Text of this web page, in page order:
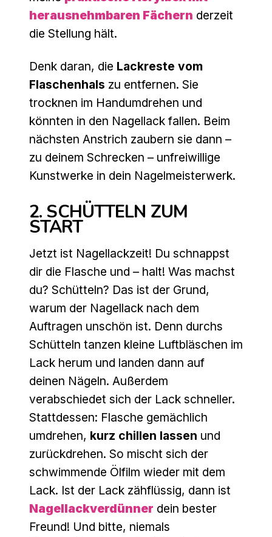
herausnehmbaren Fächern derzeit
die Stellung hält.
Denk daran, die Lackreste vom
Flaschenhals zu entfernen. Sie
trocknen im Handumdrehen und
könnten in den Nagellack fallen. Beim
nächsten Anstrich zaubern sie dann –
zu deinem Schrecken – unfreiwillige
Kunstwerke in dein Nagelmeisterwerk.
2. SCHÜTTELN ZUM
START
Jetzt ist Nagellackzeit! Du schnappst
dir die Flasche und – halt! Was machst
du? Schütteln? Das ist der Grund,
warum der Nagellack nach dem
Auftragen unschön ist. Denn durchs
Schütteln tanzen kleine Luftbläschen im
Lack herum und landen dann auf
deinen Nägeln. Außerdem
verabschiedet sich der Lack schneller.
Stattdessen: Flasche gemächlich
umdrehen, kurz chillen lassen und
zurückdrehen. So mischt sich der
schwimmende Ölfilm wieder mit dem
Lack. Ist der Lack zähflüssig, dann ist
Nagellackverdünner dein bester
Freund! Und bitte, niemals